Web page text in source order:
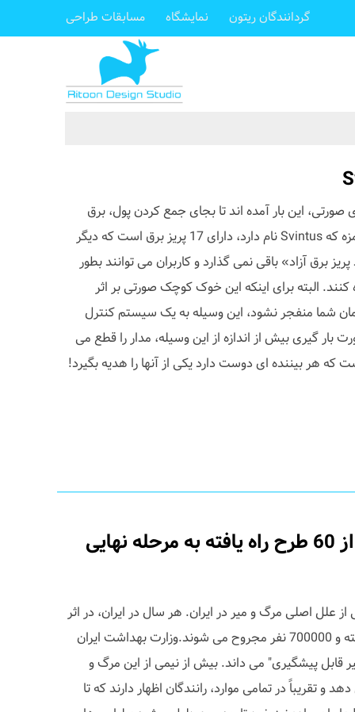
گردانندگان ریتون نمایشگاه مسابقات طراحی
این بار آمده اند تا بجای جمع کردن پول، برق
پخش کنند! این چند شاخه برق بامزه که Svintus نام دارد، دارای 17 پریز برق است که دیگر
برق آزاد» باقی نمی گذارد و کاربران می توانند بطور
کنند. البته برای اینکه این خوک کوچک صورتی بر اثر
شما منفجر نشود، این وسیله به یک سیستم کنترل
گیری بیش از اندازه از این وسیله، مدار را قطع می
هر بیننده ای دوست دارد یکی از آنها را هدیه بگیرد!
محافظ درخشان، یکی از 60 طرح راه یافته به مرحله نهایی
علل اصلی مرگ و میر در ایران. هر سال در ایران، در اثر
تصادفات رانندگی، 25000 نفر کشته و 700000 نفر مجروح می شوند.وزارت بهداشت ایران
قابل پیشگیری" می داند. بیش از نیمی از این مرگ و
و تقریباً در تمامی موارد، رانندگان اظهار دارند که تا